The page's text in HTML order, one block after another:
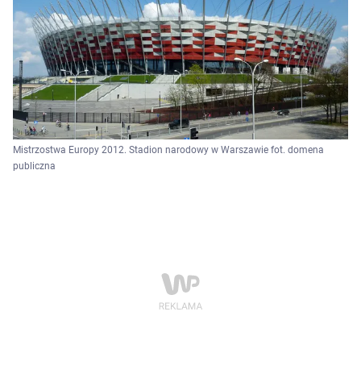
Mistrzostwa Europy 2012. Stadion narodowy w Warszawie fot. domena
publiczna